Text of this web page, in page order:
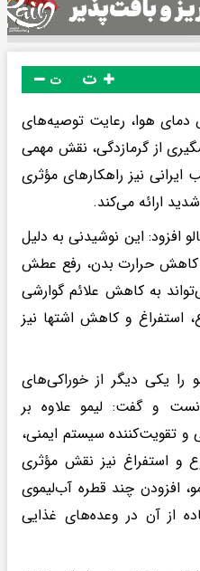
ت
هوا، رعایت توصیه‌های
از گرمازدگی، نقش مهمی
نیز راهکارهای مؤثری
ارائه می‌کند.
افزود: این نوشیدنی به دلیل
کاهش حرارت بدن، رفع عطش
به کاهش علائم گوارشی
استفراغ و کاهش اشتها نیز
یکی دیگر از خوراکی‌های
و گفت: لیمو علاوه بر
تقویت‌کننده سیستم ایمنی،
و استفراغ نیز نقش مؤثری
افزودن چند قطره آب‌لیموی
از آن در وعده‌های غذایی